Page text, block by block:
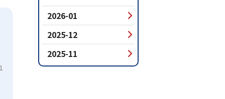
2026-01
2025-12
2025-11